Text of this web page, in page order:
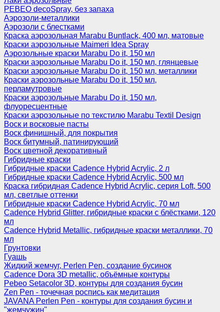
PEBEO decoSpray, без запаха
Аэрозоли-металлики
Аэрозоли с блестками
Краска аэрозольная Marabu Buntlack, 400 мл, матовые
Краски аэрозольные Maimeri Idea Spray
Аэрозольные краски Marabu Do it, 150 мл
Краски аэрозольные Marabu Do it, 150 мл, глянцевые
Краски аэрозольные Marabu Do it, 150 мл, металлики
Краски аэрозольные Marabu Do it, 150 мл,
перламутровые
Краски аэрозольные Marabu Do it, 150 мл,
флуоресцентные
Краски аэрозольные по текстилю Marabu Textil Design
Воск и восковые пасты
Воск финишный, для покрытия
Воск битумный, патинирующий
Воск цветной декоративный
Гибридные краски
Гибридные краски Cadence Hybrid Acrylic, 2 л
Гибридные краски Cadence Hybrid Acrylic, 500 мл
Краска гибридная Cadence Hybrid Acrylic, серия Loft, 500
мл, светлые оттенки
Гибридные краски Cadence Hybrid Acrylic, 70 мл
Cadence Hybrid Glitter, гибридные краски с блёстками, 120
мл
Cadence Hybrid Metallic, гибридные краски металлики, 70
мл
Грунтовки
Гуашь
Жидкий жемчуг, Perlen Pen, создание бусинок
Cadence Dora 3D metallic, объёмные контуры
Pebeo Setacolor 3D, контуры для создания бусин
Zen Pen - точечная роспись как медитация
JAVANA Perlen Pen - контуры для создания бусин и
"жемчужин"